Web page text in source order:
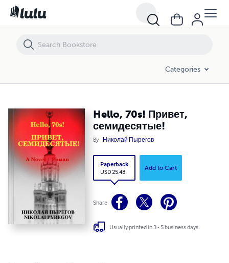
Categories
Hello, 70s! Привет,
семидесятые!
By Николай Пырегов
Paperback
USD 25.48
Add to Cart
Share
Usually printed in 3 - 5 business days
Hello, 70s! Привет, семидесятые!